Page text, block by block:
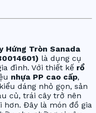
Hứng Tròn Sanada
là dụng cụ
đình. Với thiết kế rổ
nhựa PP cao cấp,
dáng nhỏ gọn, sản
củ, trái cây trở nên
hơn. Đây là món đồ gia